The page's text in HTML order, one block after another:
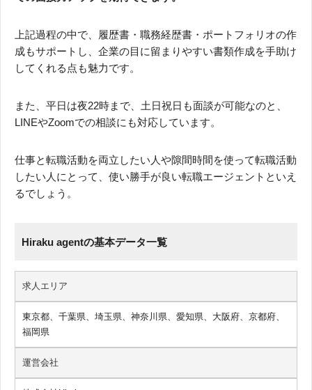
上記過程の中で、履歴書・職務経歴書・ポートフォリオの作
成もサポートし、企業の目に留まりやすい書類作成を手助け
してくれる点も魅力です。
また、平日は夜22時まで、土日祝日も面談が可能なのと、
LINEやZoomでの相談にも対応しています。
仕事と転職活動を両立したい人や隙間時間を使って転職活動
したい人にとって、使い勝手が良い転職エージェントといえ
るでしょう。
Hiraku agentの基本データ一覧
求人エリア
東京都、千葉県、埼玉県、神奈川県、愛知県、大阪府、京都府、
福岡県
運営会社